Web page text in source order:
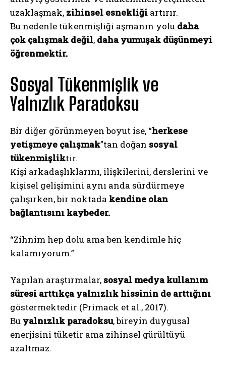
uzaklaşmak, zihinsel esnekliği artırır.
Bu nedenle tükenmişliği aşmanın yolu daha
çok çalışmak değil, daha yumuşak düşünmeyi
öğrenmektir.
Sosyal Tükenmişlik ve
Yalnızlık Paradoksu
Bir diğer görünmeyen boyut ise, “herkese
yetişmeye çalışmak”tan doğan sosyal
tükenmişliktir.
Kişi arkadaşlıklarını, ilişkilerini, derslerini ve
kişisel gelişimini aynı anda sürdürmeye
çalışırken, bir noktada kendine olan
bağlantısını kaybeder.
“Zihnim hep dolu ama ben kendimle hiç
kalamıyorum.”
Yapılan araştırmalar, sosyal medya kullanım
süresi arttıkça yalnızlık hissinin de arttığını
göstermektedir (Primack et al., 2017).
Bu yalnızlık paradoksu, bireyin duygusal
enerjisini tüketir ama zihinsel gürültüyü
azaltmaz.